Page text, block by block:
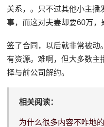
关系，。只不过其他小主播
事，而这对夫妻却要60万，
签了合同，以后就非常被动
有资源。难啊，但大多数主
择与前公司解约。
相关阅读：
为什么很多内容不咋地